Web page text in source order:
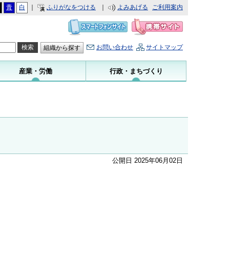
青 白 ふりがなをつける よみあげる ご利用案内
組織から探す お問い合わせ サイトマップ
産業・労働 行政・まちづくり
公開日 2025年06月02日